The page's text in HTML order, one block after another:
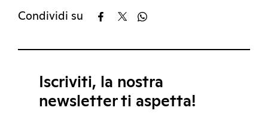
Condividi su
Iscriviti, la nostra
newsletter ti aspetta!